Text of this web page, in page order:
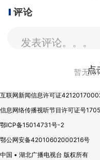
评论
发表评论。。。
暂无评
点
互联网新闻信息许可证
信息网络传播视听节目许可证号
鄂ICP备15014731号-2
鄂公网安备42010602000216号
中国 • 湖北广播电视台 版权所有